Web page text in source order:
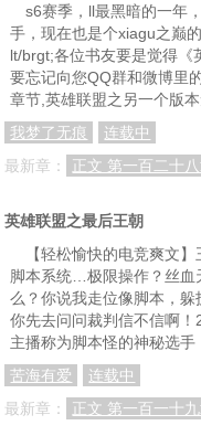
s6赛季，ll最黑暗的一年
手，现在也是个xiagu之巅
lt/brgt;各位书友要是觉得《
要忘记向您QQ群和微博里
章节,英雄联盟之另一个版
我梦了无痕
连载中
最新章：
正文 第一百二十
英雄联盟之最后王朝
【轻松愉快的电竞爽文
脚本系统…极限操作？丝血
么？你说我走位像脚本，
你先去问问裁判信不信啊
主播称为脚本怪的神秘选
苦海有爱
连载中
最新章：
正文 第一百一十